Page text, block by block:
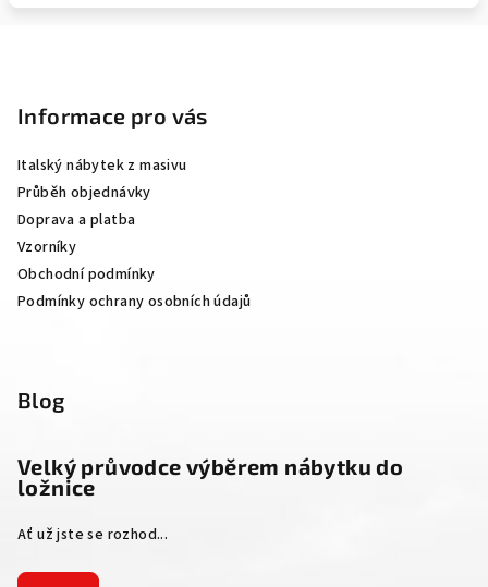
Informace pro vás
Italský nábytek z masivu
Průběh objednávky
Doprava a platba
Vzorníky
Obchodní podmínky
Podmínky ochrany osobních údajů
Blog
Velký průvodce výběrem nábytku do
ložnice
Ať už jste se rozhod...